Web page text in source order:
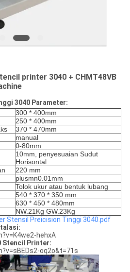
printer 3040 + CHMT48VB
3040 Parameter:
300 * 400mm
250 * 400mm
370 * 470mm
manual
0-80mm
10mm, penyesuaian Sudut
Horisontal
220 mm
plusmn0.01mm
Tolok ukur atau bentuk lubang
540 * 370 * 350 mm
630 * 450 * 480mm
NW.21Kg GW.23Kg
Stensil Preicision Tinggi 3040.pdf
hehxA
Stencil Printer:
oq2o&t=71s